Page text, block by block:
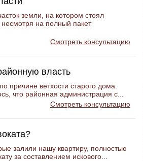
земли, на котором стоял
на полный пакет
Смотреть консультацию
власть
причине ветхости старого дома.
что районная администрация с...
Смотреть консультацию
залили нашу квартиру, полностью
за составлением искового...